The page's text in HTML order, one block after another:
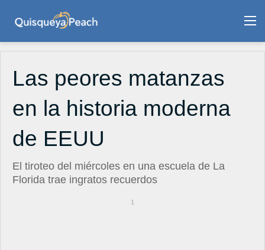
Las peores matanzas
en la historia moderna
de EEUU
El tiroteo del miércoles en una escuela de La
Florida trae ingratos recuerdos
1